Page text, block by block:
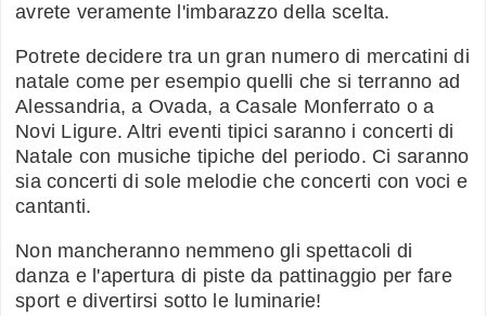
avrete veramente l'imbarazzo della scelta.
Potrete decidere tra un gran numero di mercatini di
natale come per esempio quelli che si terranno ad
Alessandria, a Ovada, a Casale Monferrato o a
Novi Ligure. Altri eventi tipici saranno i concerti di
Natale con musiche tipiche del periodo. Ci saranno
sia concerti di sole melodie che concerti con voci e
cantanti.
Non mancheranno nemmeno gli spettacoli di
danza e l'apertura di piste da pattinaggio per fare
sport e divertirsi sotto le luminarie!